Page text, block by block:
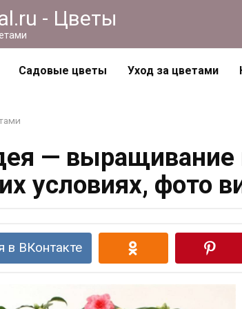
- Цветы
Садовые цветы Уход за цветами
— выращивание
условиях, фото
в ВКонтакте